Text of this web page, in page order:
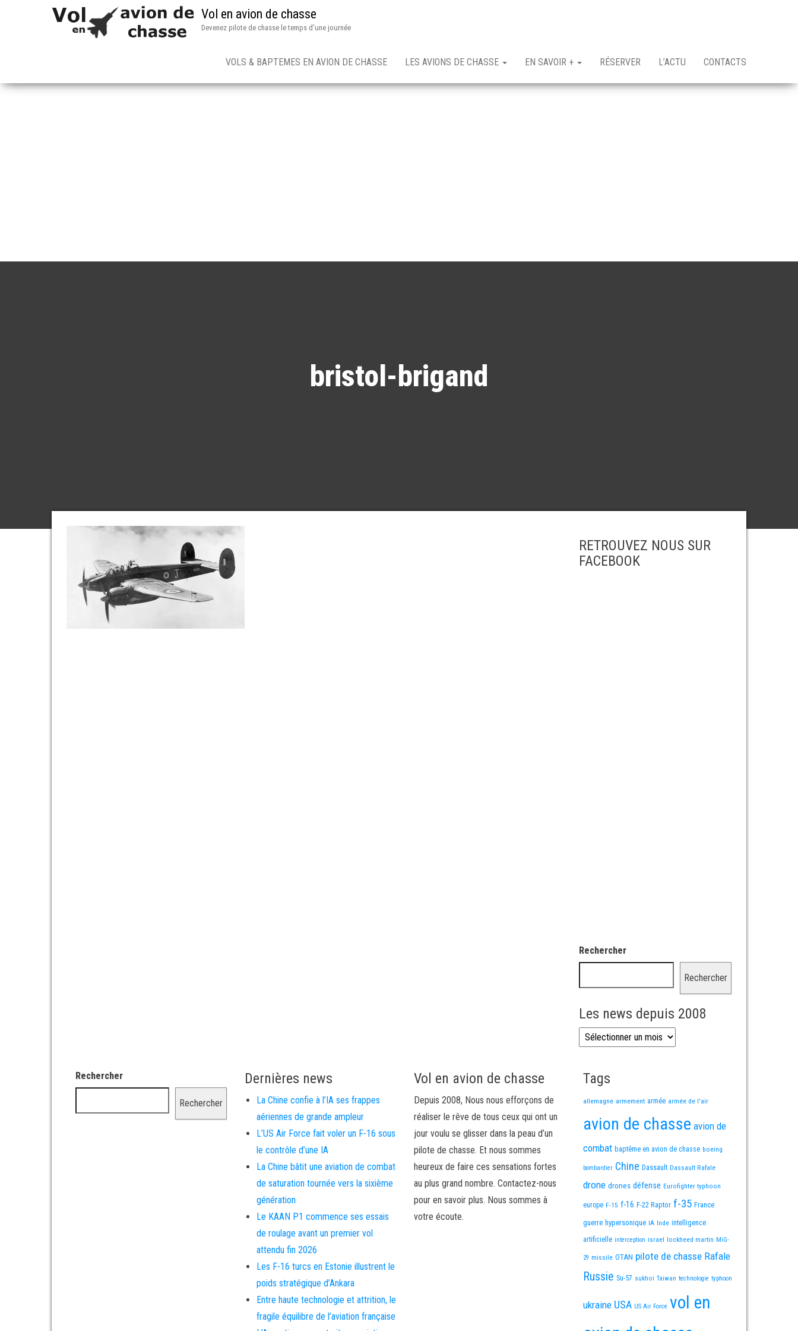
Vol en avion de chasse
Devenez pilote de chasse le temps d'une journée
VOLS & BAPTEMES EN AVION DE CHASSE LES AVIONS DE CHASSE EN SAVOIR + RÉSERVER L’ACTU CONTACTS
bristol-brigand
RETROUVEZ NOUS SUR
FACEBOOK
Rechercher
Rechercher
Les news depuis 2008
Les news depuis 2008
Rechercher
Rechercher
Dernières news
La Chine confie à l’IA ses frappes
aériennes de grande ampleur
L’US Air Force fait voler un F-16 sous
le contrôle d’une IA
La Chine bâtit une aviation de combat
de saturation tournée vers la sixième
génération
Le KAAN P1 commence ses essais
de roulage avant un premier vol
attendu fin 2026
Les F-16 turcs en Estonie illustrent le
poids stratégique d’Ankara
Entre haute technologie et attrition, le
fragile équilibre de l’aviation française
Vol en avion de chasse
Depuis 2008, Nous nous efforçons de
réaliser le rêve de tous ceux qui ont un
jour voulu se glisser dans la peau d’un
pilote de chasse. Et nous sommes
heureux de faire ces sensations fortes
au plus grand nombre. Contactez-nous
pour en savoir plus. Nous sommes à
votre écoute.
Tags
allemagne armement armée armée de l'air
avion de chasse avion de
combat baptême en avion de chasse boeing
bombardier Chine Dassault Dassault Rafale
drone drones défense Eurofighter typhoon
europe F-15 f-16 F-22 Raptor f-35 France
guerre hypersonique IA Inde intelligence
artificielle interception israel lockheed martin MiG-
29 missile OTAN pilote de chasse Rafale
Russie Su-57 sukhoi Taiwan technologie typhoon
ukraine USA US Air Force vol en